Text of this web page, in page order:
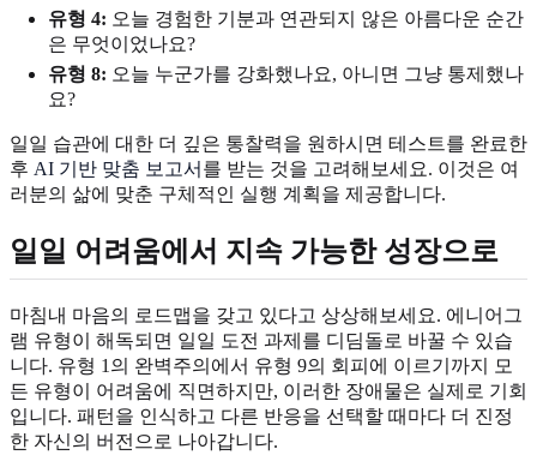
유형 4: 오늘 경험한 기분과 연관되지 않은 아름다운 순간
은 무엇이었나요?
유형 8: 오늘 누군가를 강화했나요, 아니면 그냥 통제했나
요?
일일 습관에 대한 더 깊은 통찰력을 원하시면 테스트를 완료한
후 AI 기반 맞춤 보고서 를 받는 것을 고려해보세요. 이것은 여
러분의 삶에 맞춘 구체적인 실행 계획을 제공합니다.
일일 어려움에서 지속 가능한 성장으로
마침내 마음의 로드맵을 갖고 있다고 상상해보세요. 에니어그
램 유형이 해독되면 일일 도전 과제를 디딤돌로 바꿀 수 있습
니다. 유형 1의 완벽주의에서 유형 9의 회피에 이르기까지 모
든 유형이 어려움에 직면하지만, 이러한 장애물은 실제로 기회
입니다. 패턴을 인식하고 다른 반응을 선택할 때마다 더 진정
한 자신의 버전으로 나아갑니다.